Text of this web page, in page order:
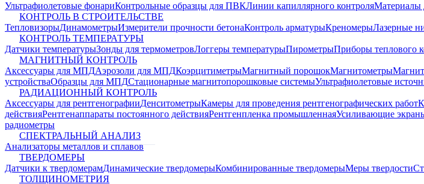
Ультрафиолетовые фонариКонтрольные образцы для ПВКЛинии капиллярного контроляМатериалы
КОНТРОЛЬ В СТРОИТЕЛЬСТВЕ
ТепловизорыДинамометрыИзмерители прочности бетонаКонтроль арматурыКреномерыЛазерные
КОНТРОЛЬ ТЕМПЕРАТУРЫ
Датчики температурыЗонды для термометровЛоггеры температурыПирометрыПриборы теплового
МАГНИТНЫЙ КОНТРОЛЬ
Аксессуары для МПДАэрозоли для МПДКоэрцитиметрыМагнитный порошокМагнитометры
устройстваОбразцы для МПДСтационарные магнитопорошковые системыУльтрафиолетовые
РАДИАЦИОННЫЙ КОНТРОЛЬ
Аксессуары для рентгенографииДенситометрыКамеры для проведения рентгенографических работ
действияРентгенаппараты постоянного действияРентгенпленка промышленнаяУсиливающие
радиометры
СПЕКТРАЛЬНЫЙ АНАЛИЗ
Анализаторы металлов и сплавов
ТВЕРДОМЕРЫ
Датчики к твердомерамДинамические твердомерыКомбинированные твердомерыМеры твердости
ТОЛЩИНОМЕТРИЯ